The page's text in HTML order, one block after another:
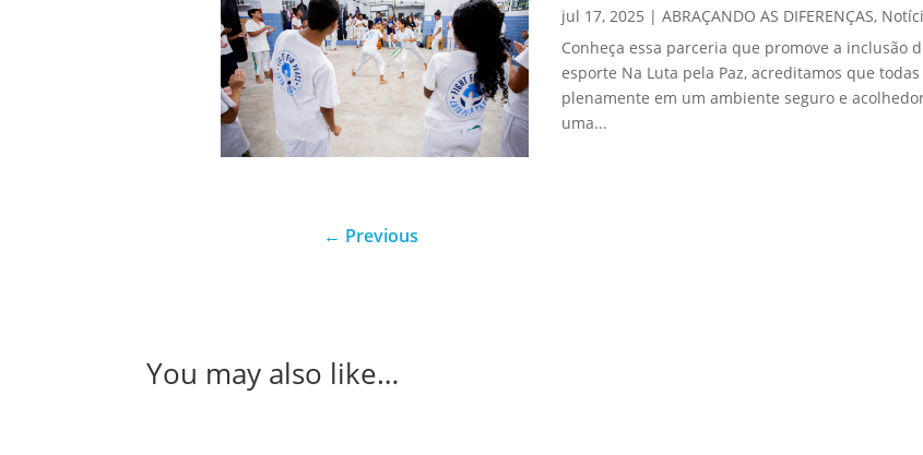
jul 17, 2025 | ABRAÇANDO AS DIFERENÇAS,
Conheça essa parceria que promove a inclusão
esporte Na Luta pela Paz, acreditamos que
plenamente em um ambiente seguro e
uma...
← Previous
You may also like…